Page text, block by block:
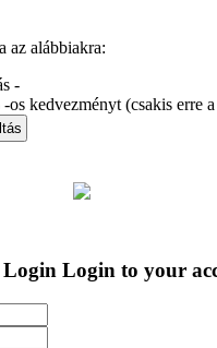
az alábbiakra:
-
kedvezményt (csakis erre a
Login Login to your